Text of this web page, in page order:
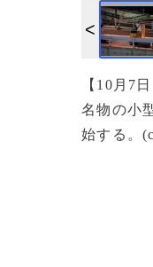
【10月7
名物の小
始する。